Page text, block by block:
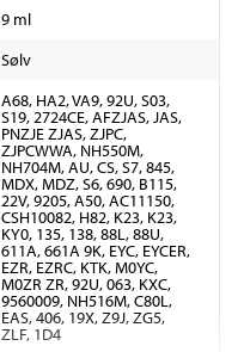
9 ml
Sølv
A68, HA2, VA9, 92U, S03,
S19, 2724CE, AFZJAS, JAS,
PNZJE ZJAS, ZJPC,
ZJPCWWA, NH550M,
NH704M, AU, CS, S7, 845,
MDX, MDZ, S6, 690, B115,
22V, 9205, A50, AC11150,
CSH10082, H82, K23, K23,
KY0, 135, 138, 88L, 88U,
611A, 661A 9K, EYC, EYCER,
EZR, EZRC, KTK, M0YC,
M0ZR ZR, 92U, 063, KXC,
9560009, NH516M, C80L,
EAS, 406, 19X, Z9J, ZG5,
ZLF, 1D4